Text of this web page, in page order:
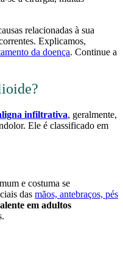
relacionadas à sua
Explicamos,
da doença. Continue a
infiltrativa, geralmente,
Ele é classificado em
e costuma se
das mãos, antebraços, pés
em adultos